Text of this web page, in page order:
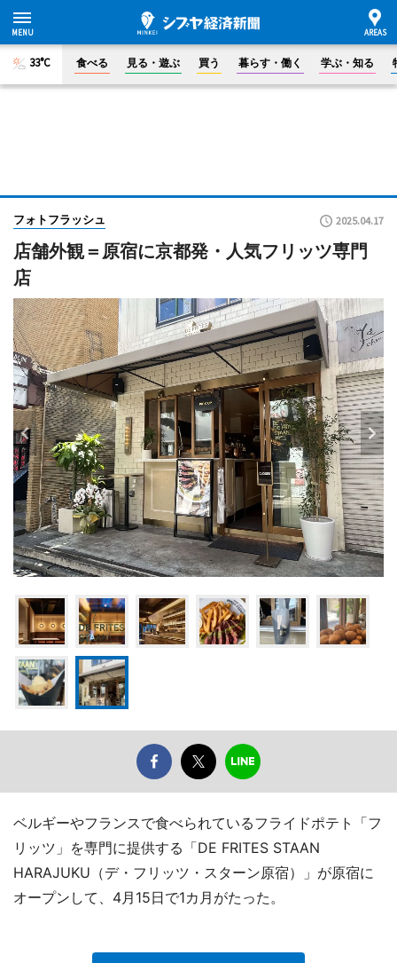
33°C 食べる 見る・遊ぶ 買う 暮らす・働く 学ぶ・知る
フォトフラッシュ 2025.04.17
店舗外観＝原宿に京都発・人気フリッツ専門
店
ベルギーやフランスで食べられているフライドポテト「フ
リッツ」を専門に提供する「DE FRITES STAAN
HARAJUKU（デ・フリッツ・スターン原宿）」が原宿に
オープンして、4月15日で1カ月がたった。